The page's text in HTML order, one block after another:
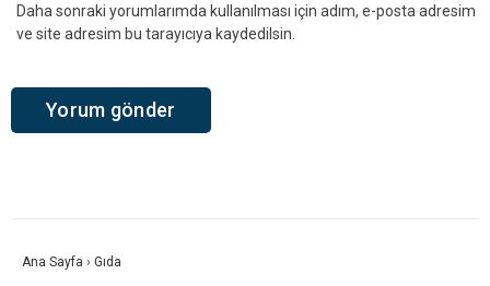
Daha sonraki yorumlarımda kullanılması için adım, e-posta adresim
ve site adresim bu tarayıcıya kaydedilsin.
Ana Sayfa › Gıda